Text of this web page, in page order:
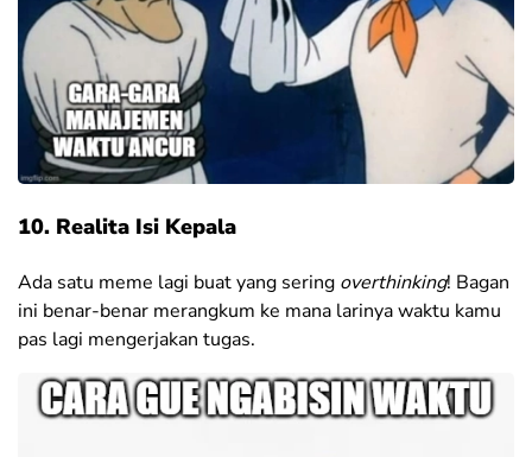
10. Realita Isi Kepala
Ada satu meme lagi buat yang sering overthinking! Bagan
ini benar-benar merangkum ke mana larinya waktu kamu
pas lagi mengerjakan tugas.